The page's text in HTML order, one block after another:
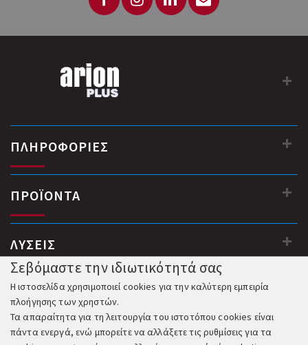
ΠΛΗΡΟΦΟΡΙΕΣ
ΠΡΟΪΟΝΤΑ
ΛΥΣΕΙΣ
Σεβόμαστε την ιδιωτικότητά σας
Η ιστοσελίδα χρησιμοποιεί cookies για την καλύτερη εμπειρία
πλοήγησης των χρηστών.
Τα απαραίτητα για τη λειτουργία του ιστοτόπου cookies είναι
πάντα ενεργά, ενώ μπορείτε να αλλάξετε τις ρυθμίσεις για τα